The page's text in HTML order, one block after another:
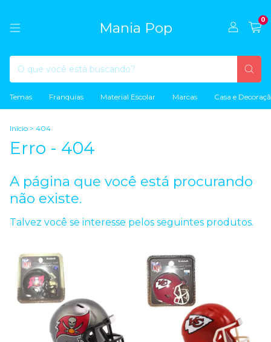
Mania Pop 0
Temas Franquias Material Escolar Marcas Casa e
Início > 404
Erro - 404
A página que você está procurando
não existe.
Talvez você se interesse pelos seguintes produtos.